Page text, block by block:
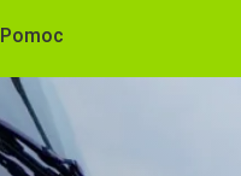
Pomoc